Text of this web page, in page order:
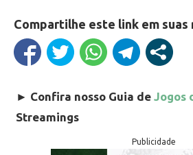
Compartilhe este link em suas
► Confira nosso Guia de Jogos
Streamings
Publicidade